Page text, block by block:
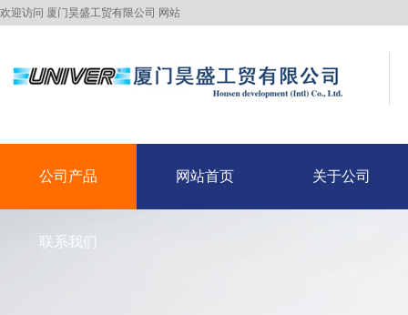
欢迎访问 厦门昊盛工贸有限公司 网站
公司产品 网站首页 关于公司
联系我们
联系我们